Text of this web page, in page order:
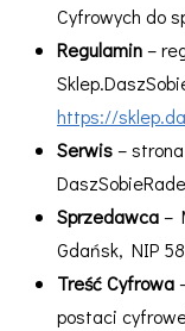
Cyfrowych do
Regulamin–
https://
Serwis–
Sprzedawca–
Gdańsk, NIP
Treść Cyfrowa
postaci